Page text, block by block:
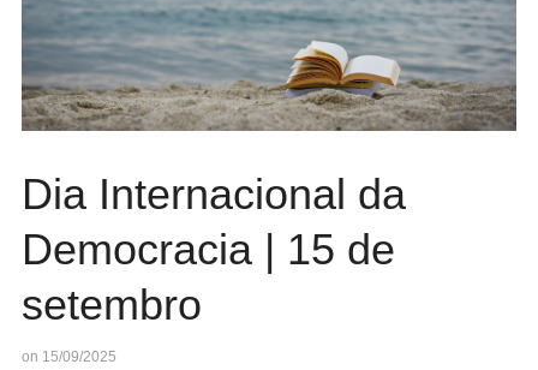
Dia Internacional da
Democracia | 15 de
setembro
on 15/09/2025